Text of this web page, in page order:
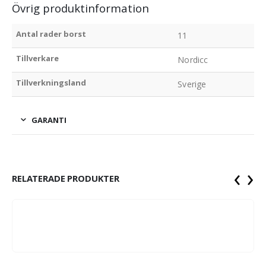
Övrig produktinformation
Antal rader borst 11
Tillverkare Nordicc
Tillverkningsland Sverige
GARANTI
RELATERADE PRODUKTER ‹ ›